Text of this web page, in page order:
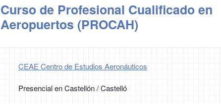
Curso de Profesional Cualificado en
Aeropuertos (PROCAH)
CEAE Centro de Estudios Aeronáuticos
Presencial en Castellón / Castelló